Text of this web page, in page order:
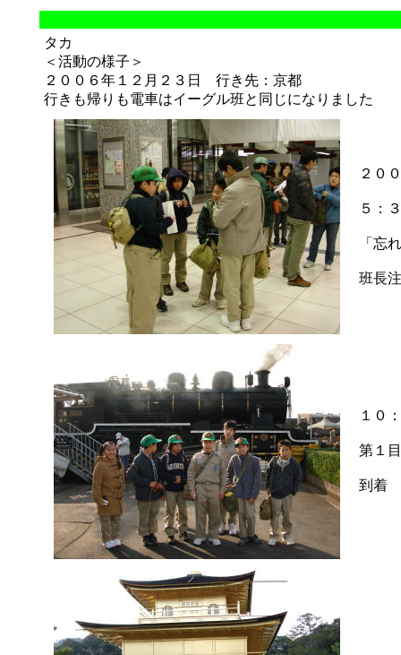
タカ
＜活動の様子＞
２００６年１２月２３日 行き先：京都
行きも帰りも電車はイーグル班と同じになりました
２０
５：
「忘
班長
１０
第１
到着